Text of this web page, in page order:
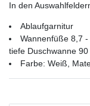
In den
Ablaufgarnitur
Wannenfüße 8,7
tiefe Duschwanne
Farbe: Weiß,